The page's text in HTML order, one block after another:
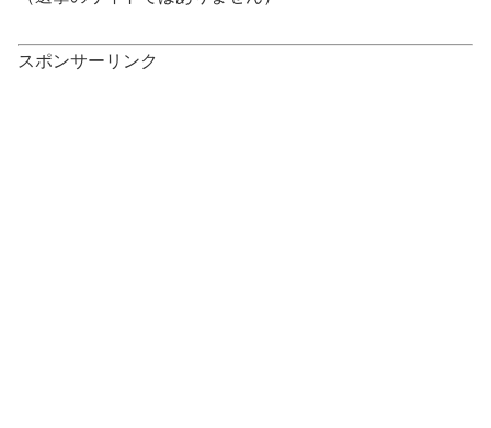
スポンサーリンク